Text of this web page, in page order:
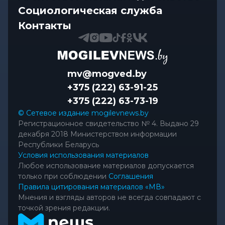
Как Могилевщина принимает молодых врачей
Социологическая служба
Контакты
mv@mogved.by
+375 (222) 63-91-25
+375 (222) 63-73-19
© Сетевое издание mogilevnews.by
Регистрационное свидетельство № 4. Выдано 29
декабря 2018 Министерством информации
Республики Беларусь
Условия использования материалов
Любое использование материалов допускается
только при соблюдении Соглашения
Правила цитирования материалов «МВ»
Мнения и взгляды авторов не всегда совпадают с
точкой зрения редакции.